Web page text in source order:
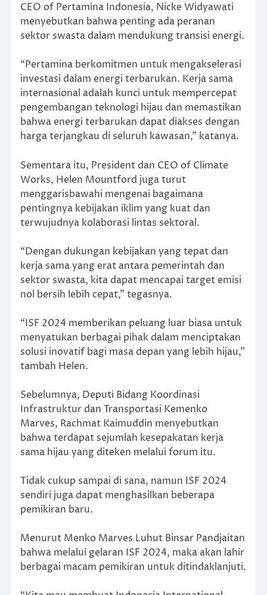
CEO of Pertamina Indonesia, Nicke Widyawati
menyebutkan bahwa penting ada peranan
sektor swasta dalam mendukung transisi energi.
“Pertamina berkomitmen untuk mengakselerasi
investasi dalam energi terbarukan. Kerja sama
internasional adalah kunci untuk mempercepat
pengembangan teknologi hijau dan memastikan
bahwa energi terbarukan dapat diakses dengan
harga terjangkau di seluruh kawasan,” katanya.
Sementara itu, President dan CEO of Climate
Works, Helen Mountford juga turut
menggarisbawahi mengenai bagaimana
pentingnya kebijakan iklim yang kuat dan
terwujudnya kolaborasi lintas sektoral.
“Dengan dukungan kebijakan yang tepat dan
kerja sama yang erat antara pemerintah dan
sektor swasta, kita dapat mencapai target emisi
nol bersih lebih cepat,” tegasnya.
“ISF 2024 memberikan peluang luar biasa untuk
menyatukan berbagai pihak dalam menciptakan
solusi inovatif bagi masa depan yang lebih hijau,”
tambah Helen.
Sebelumnya, Deputi Bidang Koordinasi
Infrastruktur dan Transportasi Kemenko
Marves, Rachmat Kaimuddin menyebutkan
bahwa terdapat sejumlah kesepakatan kerja
sama hijau yang diteken melalui forum itu.
Tidak cukup sampai di sana, namun ISF 2024
sendiri juga dapat menghasilkan beberapa
pemikiran baru.
Menurut Menko Marves Luhut Binsar Pandjaitan
bahwa melalui gelaran ISF 2024, maka akan lahir
berbagai macam pemikiran untuk ditindaklanjuti.